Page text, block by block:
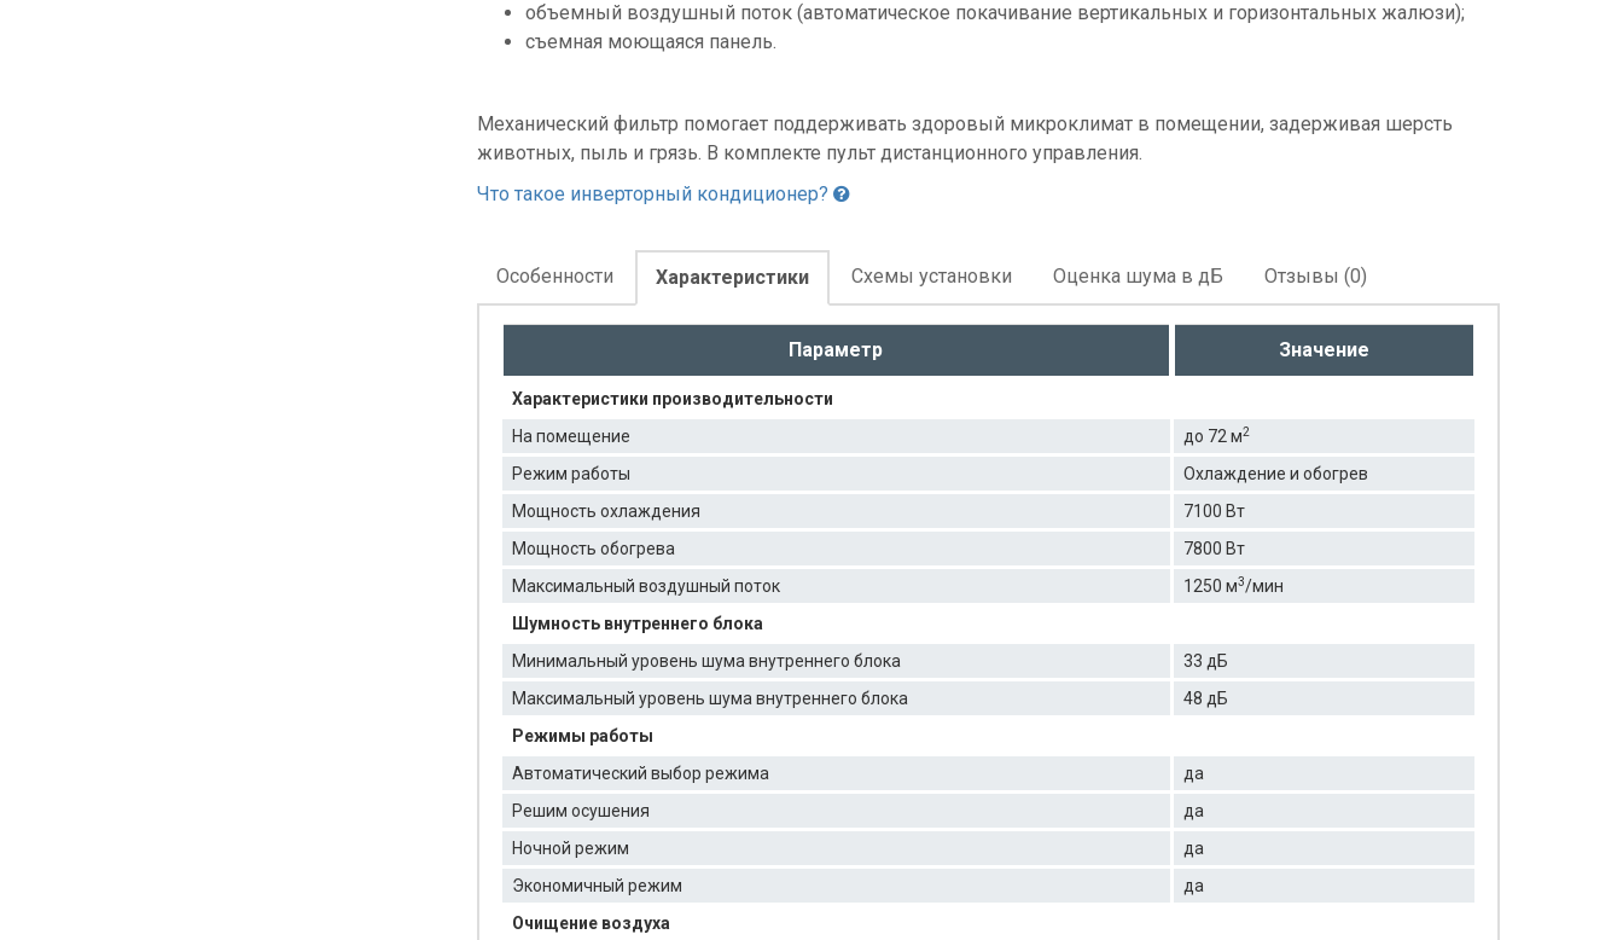
объемный воздушный поток (автоматическое покачивание вертикальных и горизонтальных жалюзи);
съемная моющаяся панель.
Механический фильтр помогает поддерживать здоровый микроклимат в помещении, задерживая шерсть
животных, пыль и грязь. В комплекте пульт дистанционного управления.
Что такое инверторный кондиционер?
Особенности Характеристики Схемы установки Оценка шума в дБ Отзывы (0)
Параметр Значение
Характеристики производительности
На помещение
до 72 м2
Режим работы
Охлаждение и обогрев
Мощность охлаждения
7100 Вт
Мощность обогрева
7800 Вт
Максимальный воздушный поток
1250 м3/мин
Шумность внутреннего блока
Минимальный уровень шума внутреннего блока
33 дБ
Максимальный уровень шума внутреннего блока
48 дБ
Режимы работы
Автоматический выбор режима
да
Решим осушения
да
Ночной режим
да
Экономичный режим
да
Очищение воздуха